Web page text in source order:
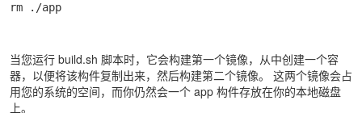
rm ./app
当您运行 build.sh 脚本时，它会构建第一个镜像，从中创建一个容
器，以便将该构件复制出来，然后构建第二个镜像。 这两个镜像会占
用您的系统的空间，而你仍然会一个 app 构件存放在你的本地磁盘
上。